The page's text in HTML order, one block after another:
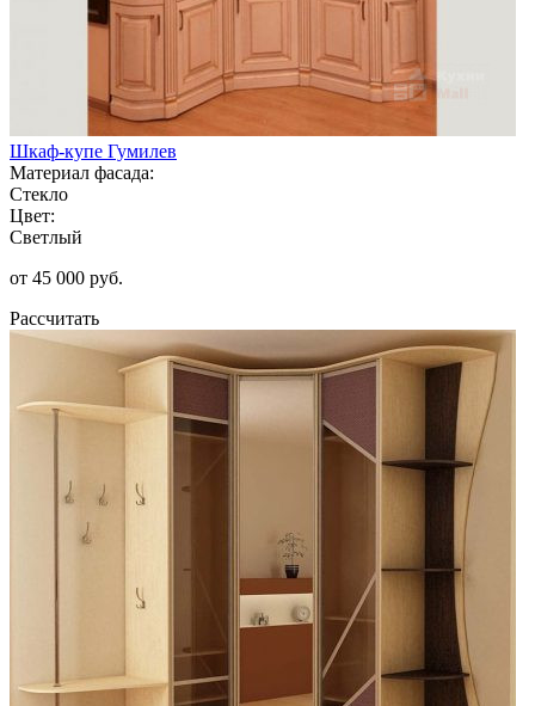
Шкаф-купе Гумилев
Материал фасада:
Стекло
Цвет:
Светлый
от 45 000 руб.
Рассчитать